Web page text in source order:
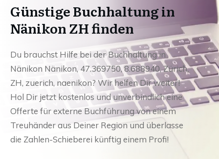
Günstige Buchhaltung in
Nänikon ZH finden
Du brauchst Hilfe bei der Buchhaltung in
Nänikon Nänikon, 47.369750, 8.688940, Zürich,
ZH, zuerich, naenikon? Wir helfen Dir weiter!
Hol Dir jetzt kostenlos und unverbindlich eine
Offerte für externe Buchführung von einem
Treuhänder aus Deiner Region und überlasse
die Zahlen-Schieberei künftig einem Profi!